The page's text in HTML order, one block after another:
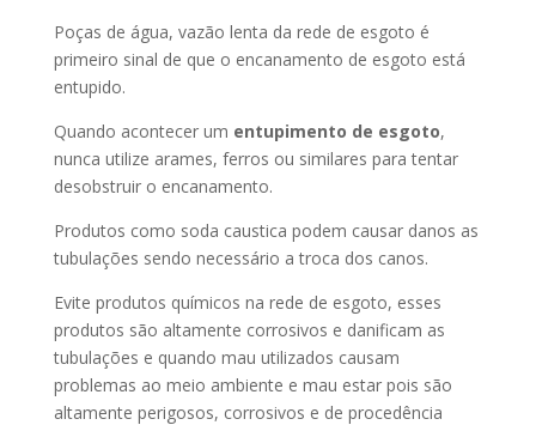
Poças de água, vazão lenta da rede de esgoto é
primeiro sinal de que o encanamento de esgoto está
entupido.
Quando acontecer um entupimento de esgoto,
nunca utilize arames, ferros ou similares para tentar
desobstruir o encanamento.
Produtos como soda caustica podem causar danos as
tubulações sendo necessário a troca dos canos.
Evite produtos químicos na rede de esgoto, esses
produtos são altamente corrosivos e danificam as
tubulações e quando mau utilizados causam
problemas ao meio ambiente e mau estar pois são
altamente perigosos, corrosivos e de procedência